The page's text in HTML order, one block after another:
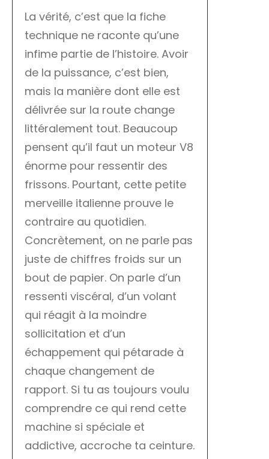
La vérité, c’est que la fiche
technique ne raconte qu’une
infime partie de l’histoire. Avoir
de la puissance, c’est bien,
mais la manière dont elle est
délivrée sur la route change
littéralement tout. Beaucoup
pensent qu’il faut un moteur V8
énorme pour ressentir des
frissons. Pourtant, cette petite
merveille italienne prouve le
contraire au quotidien.
Concrètement, on ne parle pas
juste de chiffres froids sur un
bout de papier. On parle d’un
ressenti viscéral, d’un volant
qui réagit à la moindre
sollicitation et d’un
échappement qui pétarade à
chaque changement de
rapport. Si tu as toujours voulu
comprendre ce qui rend cette
machine si spéciale et
addictive, accroche ta ceinture.